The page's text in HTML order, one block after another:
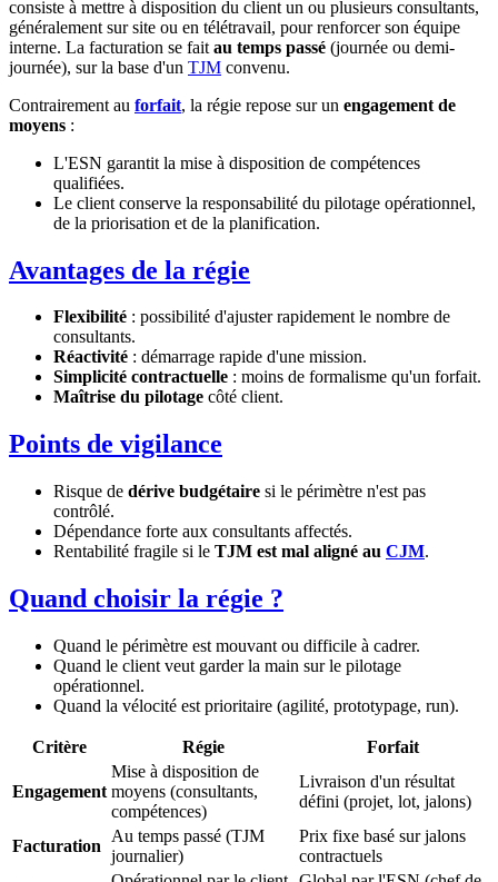
consiste à mettre à disposition du client un ou plusieurs consultants,
généralement sur site ou en télétravail, pour renforcer son équipe
interne. La facturation se fait au temps passé (journée ou demi-
journée), sur la base d'un TJM convenu.
Contrairement au forfait, la régie repose sur un engagement de
moyens :
L'ESN garantit la mise à disposition de compétences
qualifiées.
Le client conserve la responsabilité du pilotage opérationnel,
de la priorisation et de la planification.
Avantages de la régie
Flexibilité : possibilité d'ajuster rapidement le nombre de
consultants.
Réactivité : démarrage rapide d'une mission.
Simplicité contractuelle : moins de formalisme qu'un forfait.
Maîtrise du pilotage côté client.
Points de vigilance
Risque de dérive budgétaire si le périmètre n'est pas
contrôlé.
Dépendance forte aux consultants affectés.
Rentabilité fragile si le TJM est mal aligné au CJM.
Quand choisir la régie ?
Quand le périmètre est mouvant ou difficile à cadrer.
Quand le client veut garder la main sur le pilotage
opérationnel.
Quand la vélocité est prioritaire (agilité, prototypage, run).
Critère Régie Forfait
Engagement
Mise à disposition de
moyens (consultants,
compétences)
Livraison d'un résultat
défini (projet, lot, jalons)
Facturation
Au temps passé (TJM
journalier)
Prix fixe basé sur jalons
contractuels